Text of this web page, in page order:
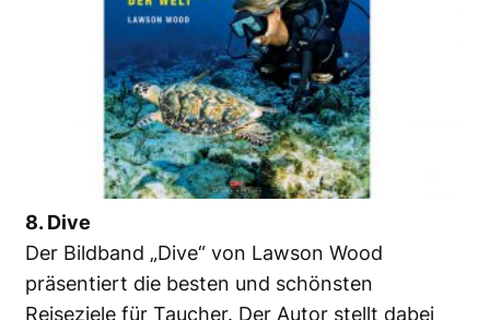
8. Dive
Der Bildband „Dive“ von Lawson Wood
präsentiert die besten und schönsten
Reiseziele für Taucher. Der Autor stellt dabei